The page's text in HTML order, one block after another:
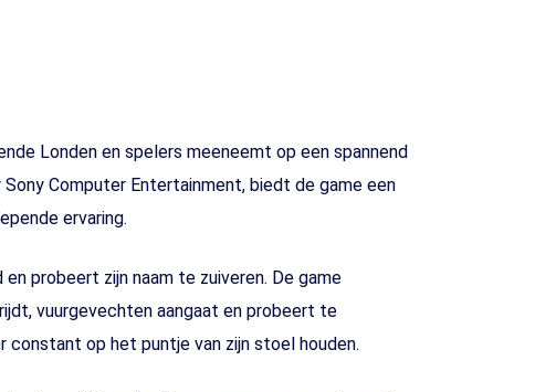
Londen en spelers meeneemt op een spannend
Computer Entertainment, biedt de game een
ervaring.
probeert zijn naam te zuiveren. De game
vuurgevechten aangaat en probeert te
constant op het puntje van zijn stoel houden.